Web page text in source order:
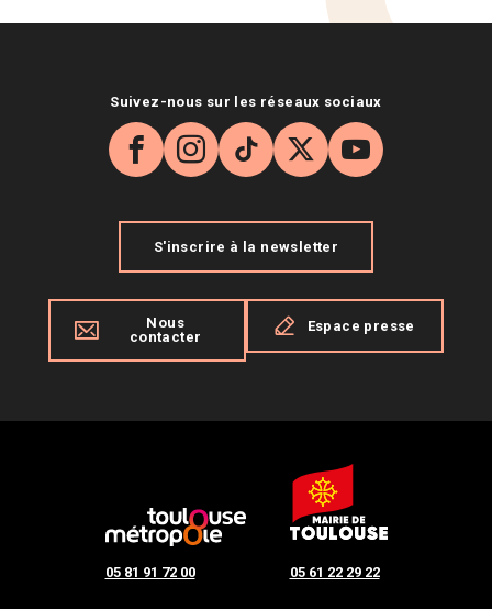
05 81 91 72 00 05 61 22 29 22
Suivez-nous sur les réseaux sociaux
Facebook
Instagram
TikTok
X YouTube
S'inscrire à la newsletter
Nous
contacter
Espace presse